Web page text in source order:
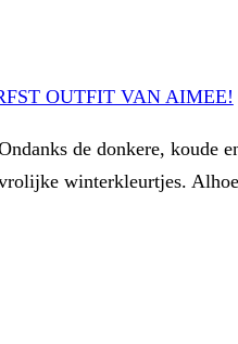
OUTFIT VAN AIMEE!
de donkere, koude
winterkleurtjes.